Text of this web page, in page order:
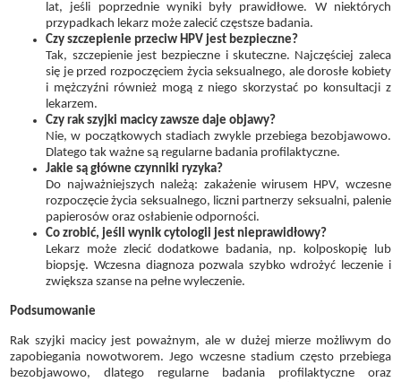
lat, jeśli poprzednie wyniki były prawidłowe. W niektórych
przypadkach lekarz może zalecić częstsze badania.
Czy szczepienie przeciw HPV jest bezpieczne?
Tak, szczepienie jest bezpieczne i skuteczne. Najczęściej zaleca
się je przed rozpoczęciem życia seksualnego, ale dorosłe kobiety
i mężczyźni również mogą z niego skorzystać po konsultacji z
lekarzem.
Czy rak szyjki macicy zawsze daje objawy?
Nie, w początkowych stadiach zwykle przebiega bezobjawowo.
Dlatego tak ważne są regularne badania profilaktyczne.
Jakie są główne czynniki ryzyka?
Do najważniejszych należą: zakażenie wirusem HPV, wczesne
rozpoczęcie życia seksualnego, liczni partnerzy seksualni, palenie
papierosów oraz osłabienie odporności.
Co zrobić, jeśli wynik cytologii jest nieprawidłowy?
Lekarz może zlecić dodatkowe badania, np. kolposkopię lub
biopsję. Wczesna diagnoza pozwala szybko wdrożyć leczenie i
zwiększa szanse na pełne wyleczenie.
Podsumowanie
Rak szyjki macicy jest poważnym, ale w dużej mierze możliwym do
zapobiegania nowotworem. Jego wczesne stadium często przebiega
bezobjawowo, dlatego regularne badania profilaktyczne oraz